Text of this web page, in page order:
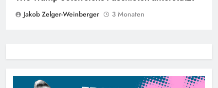
Jakob Zelger-Weinberger
3 Monaten